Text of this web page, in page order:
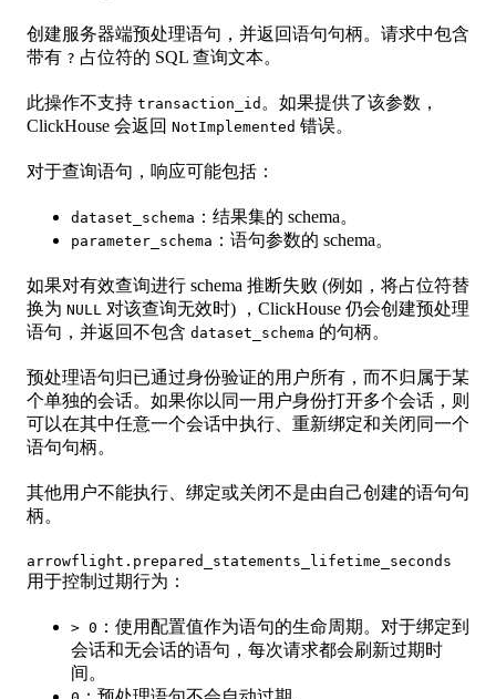
创建服务器端预处理语句，并返回语句句柄。请求中包含
带有 ? 占位符的 SQL 查询文本。
此操作不支持 transaction_id 。如果提供了该参数，
ClickHouse 会返回 NotImplemented 错误。
对于查询语句，响应可能包括：
dataset_schema ：结果集的 schema。
parameter_schema ：语句参数的 schema。
如果对有效查询进行 schema 推断失败 (例如，将占位符替
换为 NULL
对该查询无效时) ，ClickHouse 仍会创建预处理
语句，并返回不包含 dataset_schema 的句柄。
预处理语句归已通过身份验证的用户所有，而不归属于某
个单独的会话。如果你以同一用户身份打开多个会话，则
可以在其中任意一个会话中执行、重新绑定和关闭同一个
语句句柄。
其他用户不能执行、绑定或关闭不是由自己创建的语句句
柄。
arrowflight.prepared_statements_lifetime_seconds
用于控制过期行为：
> 0 ：使用配置值作为语句的生命周期。对于绑定到
会话和无会话的语句，每次请求都会刷新过期时
间。